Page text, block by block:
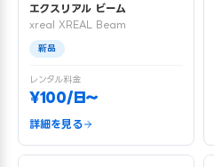
エクスリアル ビーム
xreal XREAL Beam
新品
レンタル料金
¥100/日〜
詳細を見る